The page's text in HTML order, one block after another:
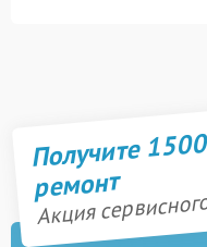
Получите
ремонт
Акция